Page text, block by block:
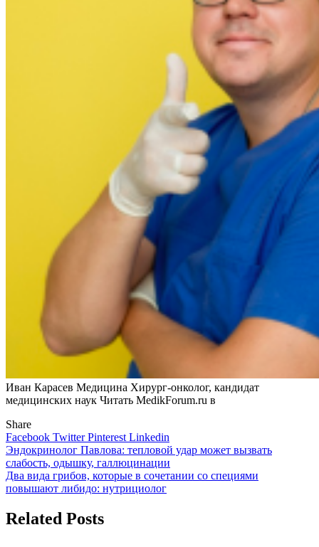
Иван Карасев Медицина Хирург-онколог, кандидат
медицинских наук Читать MedikForum.ru в
Share
Facebook TwitterPinterest Linkedin
Навигация
по
записям
Эндокринолог Павлова: тепловой удар может вызвать
слабость, одышку, галлюцинации
Два вида грибов, которые в сочетании со специями
повышают либидо: нутрициолог
Related Posts